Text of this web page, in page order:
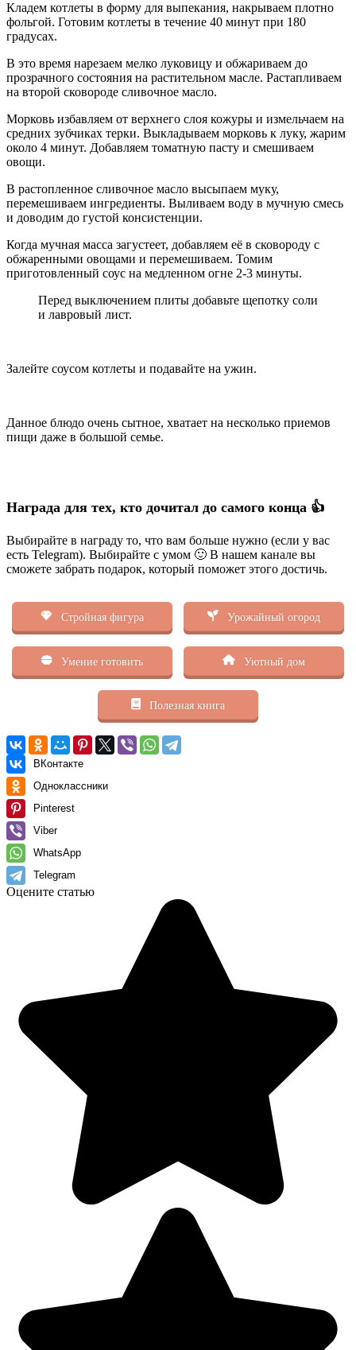
Кладем котлеты в форму для выпекания, накрываем плотно
фольгой. Готовим котлеты в течение 40 минут при 180
градусах.
В это время нарезаем мелко луковицу и обжариваем до
прозрачного состояния на растительном масле. Растапливаем
на второй сковороде сливочное масло.
Морковь избавляем от верхнего слоя кожуры и измельчаем на
средних зубчиках терки. Выкладываем морковь к луку, жарим
около 4 минут. Добавляем томатную пасту и смешиваем
овощи.
В растопленное сливочное масло высыпаем муку,
перемешиваем ингредиенты. Выливаем воду в мучную смесь
и доводим до густой консистенции.
Когда мучная масса загустеет, добавляем её в сковороду с
обжаренными овощами и перемешиваем. Томим
приготовленный соус на медленном огне 2-3 минуты.
Перед выключением плиты добавьте щепотку соли
и лавровый лист.
Залейте соусом котлеты и подавайте на ужин.
Данное блюдо очень сытное, хватает на несколько приемов
пищи даже в большой семье.
Награда для тех, кто дочитал до самого конца 👍
Выбирайте в награду то, что вам больше нужно (если у вас
есть Telegram). Выбирайте с умом 🙂 В нашем канале вы
сможете забрать подарок, который поможет этого достичь.
Стройная фигура Урожайный огород
Умение готовить Уютный дом
Полезная книга
ВКонтакте
Одноклассники
Pinterest
Viber
WhatsApp
Telegram
Оцените статью